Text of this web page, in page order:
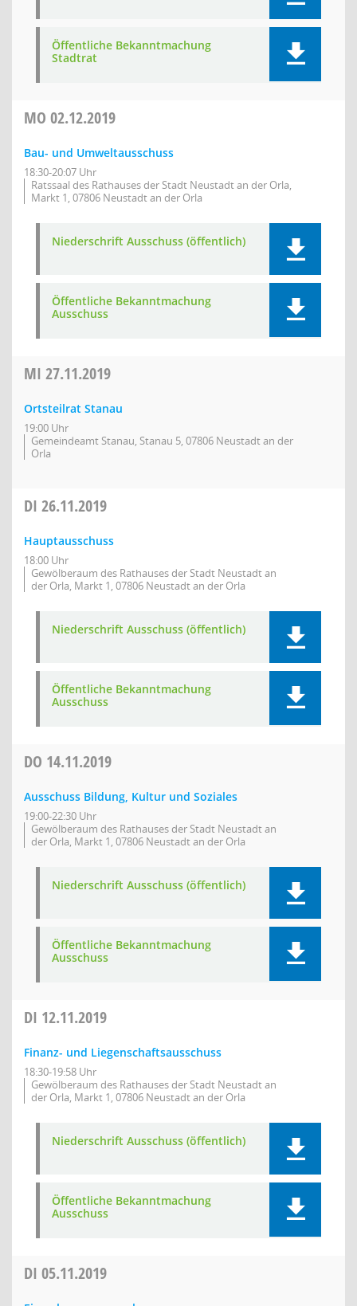
Öffentliche Bekanntmachung
Stadtrat
MO 02.12.2019
Bau- und Umweltausschuss
18:30-20:07 Uhr
Ratssaal des Rathauses der Stadt Neustadt an der Orla,
Markt 1, 07806 Neustadt an der Orla
Niederschrift Ausschuss (öffentlich)
Öffentliche Bekanntmachung
Ausschuss
MI 27.11.2019
Ortsteilrat Stanau
19:00 Uhr
Gemeindeamt Stanau, Stanau 5, 07806 Neustadt an der
Orla
DI 26.11.2019
Hauptausschuss
18:00 Uhr
Gewölberaum des Rathauses der Stadt Neustadt an
der Orla, Markt 1, 07806 Neustadt an der Orla
Niederschrift Ausschuss (öffentlich)
Öffentliche Bekanntmachung
Ausschuss
DO 14.11.2019
Ausschuss Bildung, Kultur und Soziales
19:00-22:30 Uhr
Gewölberaum des Rathauses der Stadt Neustadt an
der Orla, Markt 1, 07806 Neustadt an der Orla
Niederschrift Ausschuss (öffentlich)
Öffentliche Bekanntmachung
Ausschuss
DI 12.11.2019
Finanz- und Liegenschaftsausschuss
18:30-19:58 Uhr
Gewölberaum des Rathauses der Stadt Neustadt an
der Orla, Markt 1, 07806 Neustadt an der Orla
Niederschrift Ausschuss (öffentlich)
Öffentliche Bekanntmachung
Ausschuss
DI 05.11.2019